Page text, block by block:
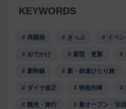
KEYWORDS
再開発 きっぷ イベ
おでかけ 新型・更新
新幹線 新・鉄道ひとり旅
ダイヤ改正 特急列車
観光・旅行 新オープン・注